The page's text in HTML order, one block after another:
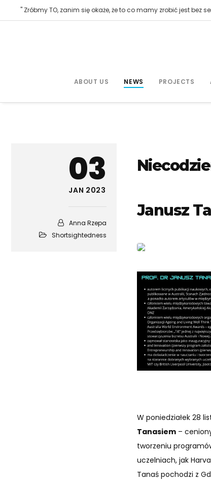
" Zróbmy TO, zanim się okaże, że to co mamy zrobić jest bez
ABOUT US NEWS PROJECTS
03
JAN 2023
Anna Rzepa
Shortsightedness
Janusz
W poniedziałek 28
Tanasiem–
tworzeniu
uczelniach, jak
Tanaś pochodzi z